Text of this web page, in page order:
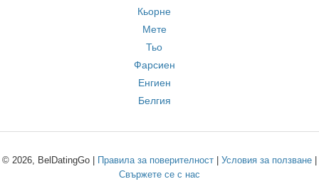
Кьорне
Мете
Тьо
Фарсиен
Енгиен
Белгия
© 2026, BelDatingGo | Правила за поверителност Условия за ползване
Свържете се с нас